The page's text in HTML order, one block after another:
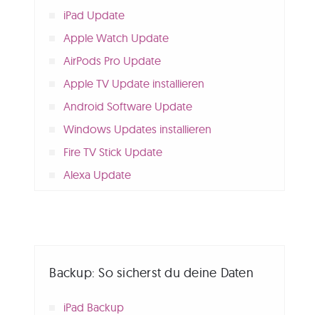
iPad Update
Apple Watch Update
AirPods Pro Update
Apple TV Update installieren
Android Software Update
Windows Updates installieren
Fire TV Stick Update
Alexa Update
Backup: So sicherst du deine Daten
iPad Backup